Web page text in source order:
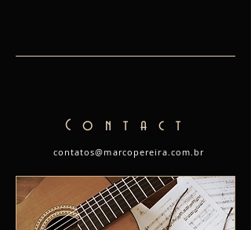
Contact
contatos@marcopereira.com.br